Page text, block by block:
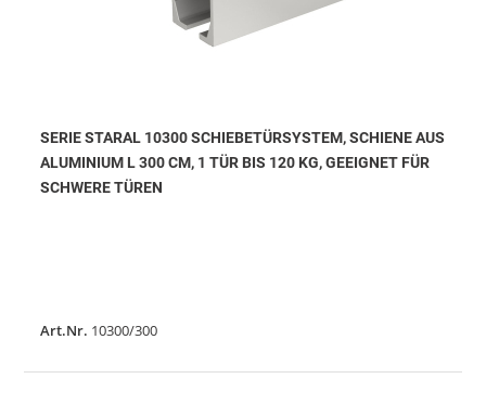
SERIE STARAL 10300 SCHIEBETÜRSYSTEM, SCHIENE AUS
ALUMINIUM L 300 CM, 1 TÜR BIS 120 KG, GEEIGNET FÜR
SCHWERE TÜREN
Art.Nr. 10300/300